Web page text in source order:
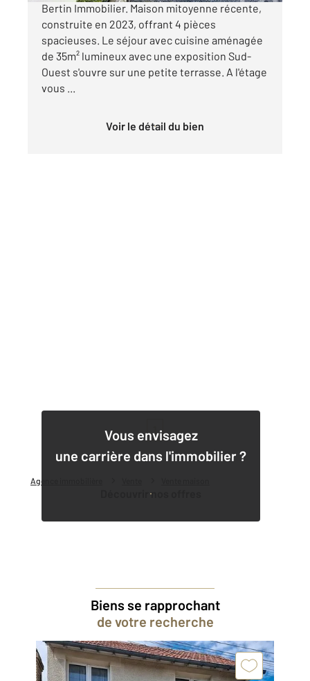
Agence immobilière
Bertin Immobilier. Maison mitoyenne récente,
construite en 2023, offrant 4 pièces
spacieuses. Le séjour avec cuisine aménagée
de 35m² lumineux avec une exposition Sud-
Ouest s'ouvre sur une petite terrasse. A l'étage
vous ...
Voir le détail du bien
Vous envisagez
une carrière dans l'immobilier ?
Découvrir nos offres
Biens se rapprochant
de votre recherche